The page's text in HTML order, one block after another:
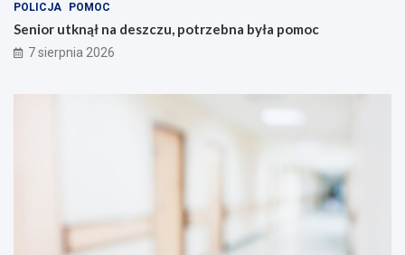
POLICJA POMOC
Senior utknął na deszczu, potrzebna była pomoc
7 sierpnia 2026